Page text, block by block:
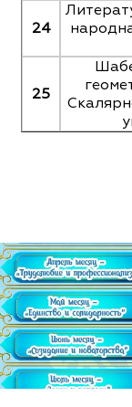
24
25